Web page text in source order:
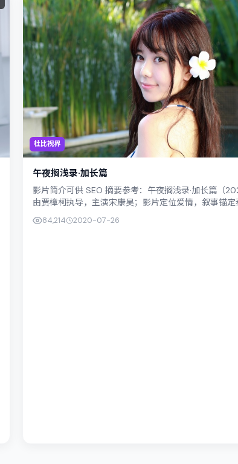
杜比视界
午夜搁浅录·加长篇
影片简介可供 SEO 摘要参考：午夜搁浅录·加长篇（
由贾樟柯执导，主演宋康昊；影片定位爱情，叙事锚定
（曼谷）的社会议题与个体命运，...
84,214 2020-07-26